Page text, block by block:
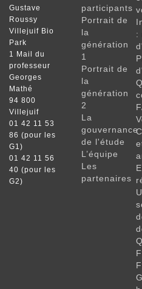
participants
Portrait de
la
génération
1
Portrait de
la
génération
2
La
gouvernance
de l'étude
L’équipe
Les
partenaires
:
Gustave
Roussy
Villejuif Bio
Park
1 Mail du
professeur
Georges
Mathé
94 800
Villejuif
01 42 11 53
86 (pour les
G1)
01 42 11 56
40 (pour les
G2)